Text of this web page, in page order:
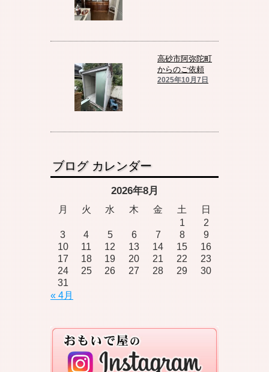
高砂市阿弥陀町
からのご依頼
2025年10月7日
ブログ カレンダー
2026年8月
月 火 水 木 金 土
日
1
2
3
4 5 6 7 8
9
10
11 12 13 14 15
16
17
18 19 20 21 22
23
24
25 26 27 28 29
30
31
« 4月